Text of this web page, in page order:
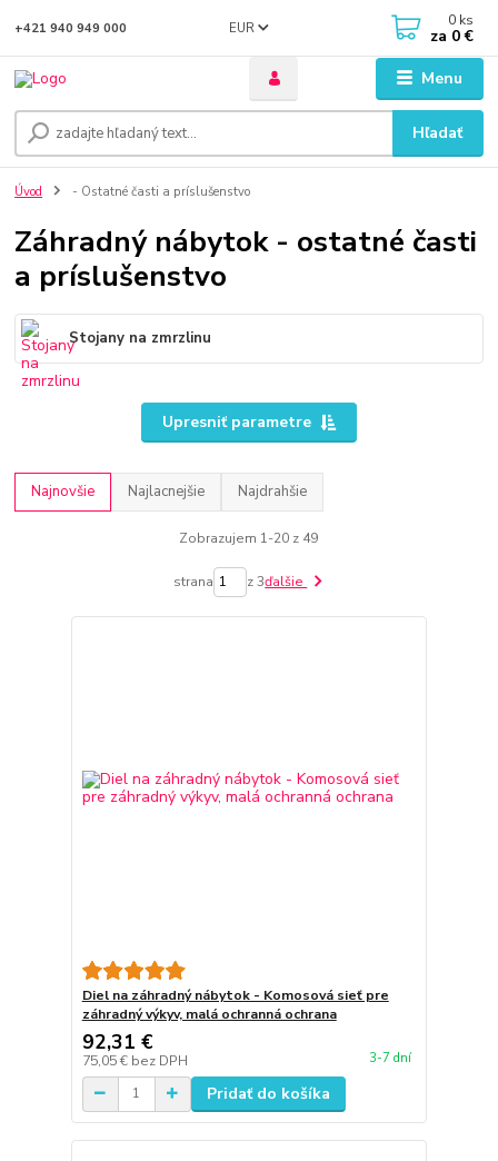
Menu
EUR
Hľadať
+421 940 949 000 0 ks
za 0 €
Úvod - Ostatné časti a príslušenstvo
Záhradný nábytok - ostatné časti
a príslušenstvo
Stojany na zmrzlinu
Upresniť parametre
Najnovšie Najlacnejšie Najdrahšie
Zobrazujem 1-20 z 49
strana z 3ďalšie
Diel na záhradný nábytok - Komosová sieť pre
záhradný výkyv, malá ochranná ochrana
92,31 €
75,05 € bez DPH 3-7 dní
Pridať do košíka